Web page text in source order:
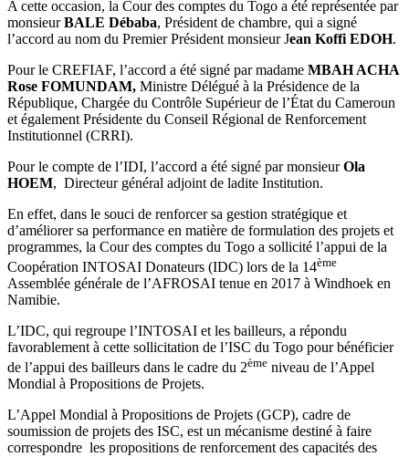
A cette occasion, la Cour des comptes du Togo a été représentée par
monsieurBALE Débaba, Président de chambre, qui a signé
l’accord au nom du Premier Président monsieur Jean Koffi EDOH.
Pour le CREFIAF, l’accord a été signé par madame MBAH ACHA
Rose FOMUNDAM, Ministre Délégué à la Présidence de la
République, Chargée du Contrôle Supérieur de l’État du Cameroun
et également Présidente du Conseil Régional de Renforcement
Institutionnel (CRRI).
Pour le compte de l’IDI, l’accord a été signé par monsieurOla
HOEM, Directeur général adjoint de ladite Institution.
En effet, dans le souci de renforcer sa gestion stratégique et
d’améliorer sa performance en matière de formulation des projets et
programmes, la Cour des comptes du Togo a sollicité l’appui de la
Coopération INTOSAI Donateurs (IDC) lors de la 14ème
Assemblée générale de l’AFROSAI tenue en 2017 à Windhoek en
Namibie.
L’IDC, qui regroupe l’INTOSAI et les bailleurs, a répondu
favorablement à cette sollicitation de l’ISC du Togo pour bénéficier
de l’appui des bailleurs dans le cadre du 2ème niveau de l’Appel
Mondial à Propositions de Projets.
L’Appel Mondial à Propositions de Projets (GCP), cadre de
soumission de projets des ISC, est un mécanisme destiné à faire
correspondre les propositions de renforcement des capacités des